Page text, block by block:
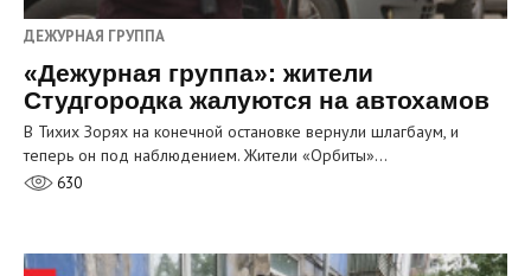
ДЕЖУРНАЯ ГРУППА
«Дежурная группа»: жители
Студгородка жалуются на автохамов
В Тихих Зорях на конечной остановке вернули шлагбаум, и
теперь он под наблюдением. Жители «Орбиты»…
630